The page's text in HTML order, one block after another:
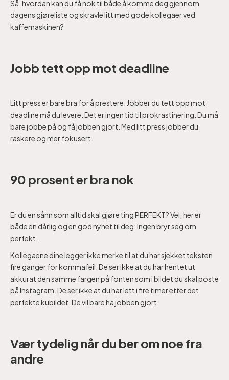
Så, hvordan kan du få nok til både å komme deg gjennom
dagens gjøreliste og skravle litt med gode kollegaer ved
kaffemaskinen?
Jobb tett opp mot deadline
Litt press er bare bra for å prestere. Jobber du tett opp mot
deadline må du levere. Det er ingen tid til prokrastinering. Du må
bare jobbe på og få jobben gjort. Med litt press jobber du
raskere og mer fokusert.
90 prosent er bra nok
Er du en sånn som alltid skal gjøre ting PERFEKT? Vel, her er
både en dårlig og en god nyhet til deg: Ingen bryr seg om
perfekt.
Kollegaene dine legger ikke merke til at du har sjekket teksten
fire ganger for kommafeil. De ser ikke at du har hentet ut
akkurat den samme fargen på fonten som i bildet du skal poste
på Instagram. De ser ikke at du har lett i fire timer etter det
perfekte kubildet. De vil bare ha jobben gjort.
Vær tydelig når du ber om noe fra
andre